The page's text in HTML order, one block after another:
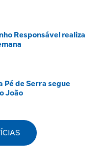
Responsável realiza
Pé de Serra segue
João